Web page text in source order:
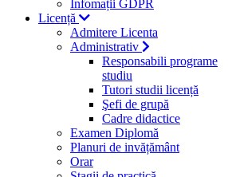
Infomații GDPR
Licență
Admitere Licenta
Administrativ
Responsabili programe
studiu
Tutori studii licență
Şefi de grupă
Cadre didactice
Examen Diplomă
Planuri de invățământ
Orar